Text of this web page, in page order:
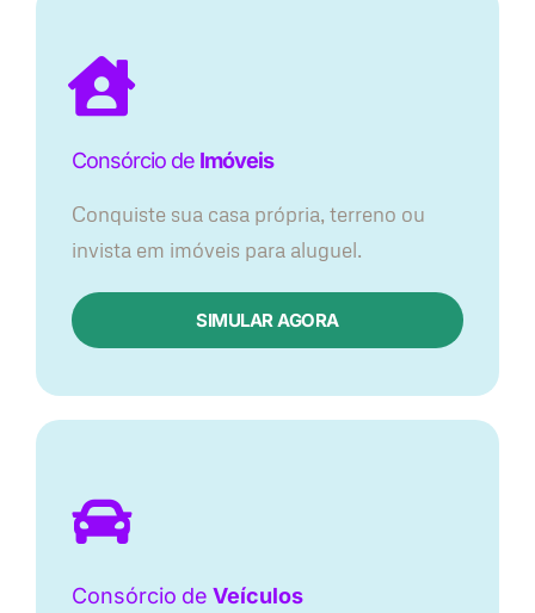
Consórcio de Imóveis
Conquiste sua casa própria, terreno ou
invista em imóveis para aluguel.
SIMULAR AGORA​
Consórcio de Veículos